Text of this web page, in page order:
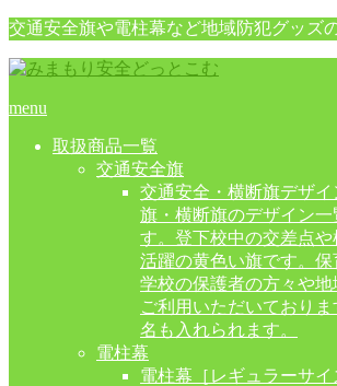
交通安全旗や電柱幕など地域防犯グッズ
menu
取扱商品一覧
交通安全旗
交通安全・横断旗デザイ
旗・横断旗のデザイン
す。登下校中の交差点
活躍の黄色い旗です。
学校の保護者の方々や
ご利用いただいており
名も入れられます。
電柱幕
電柱幕［レギュラーサイ